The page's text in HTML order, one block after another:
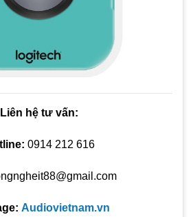
Liên hệ tư vấn:
0914 212 616
Audiovietnam.vn